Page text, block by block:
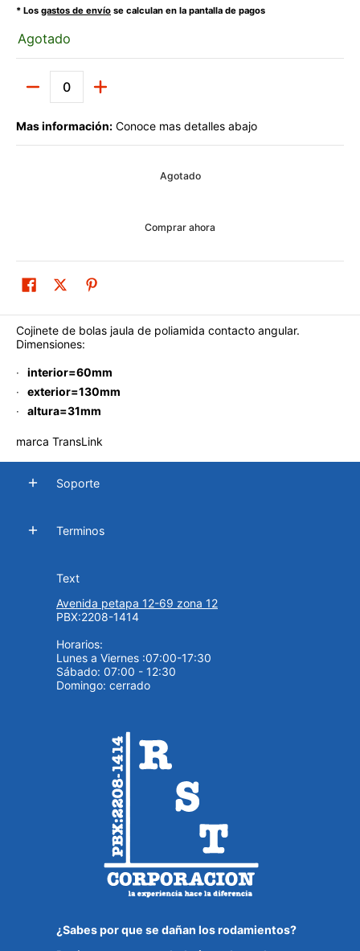
* Los gastos de envío se calculan en la pantalla de pagos
Agotado
Mas información: Conoce mas detalles abajo
Agotado
Comprar ahora
Cojinete de bolas jaula de poliamida contacto angular.
Dimensiones:
interior=60mm
exterior=130mm
altura=31mm
marca TransLink
Soporte
Terminos
Text
Avenida petapa 12-69 zona 12
PBX:2208-1414
Horarios:
Lunes a Viernes :07:00-17:30
Sábado: 07:00 - 12:30
Domingo: cerrado
¿Sabes por que se dañan los rodamientos?